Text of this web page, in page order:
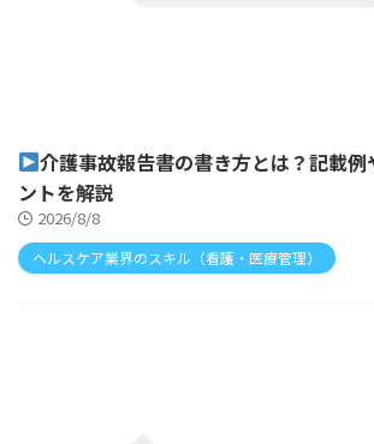
介護事故報告書の書き方とは？記載例
ントを解説
2026/8/8
ヘルスケア業界のスキル（看護・医療管理）